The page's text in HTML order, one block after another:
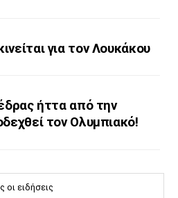
για τον Λουκάκου
ήττα από την
τον Ολυμπιακό!
τις καταγγελίες
οι ειδήσεις